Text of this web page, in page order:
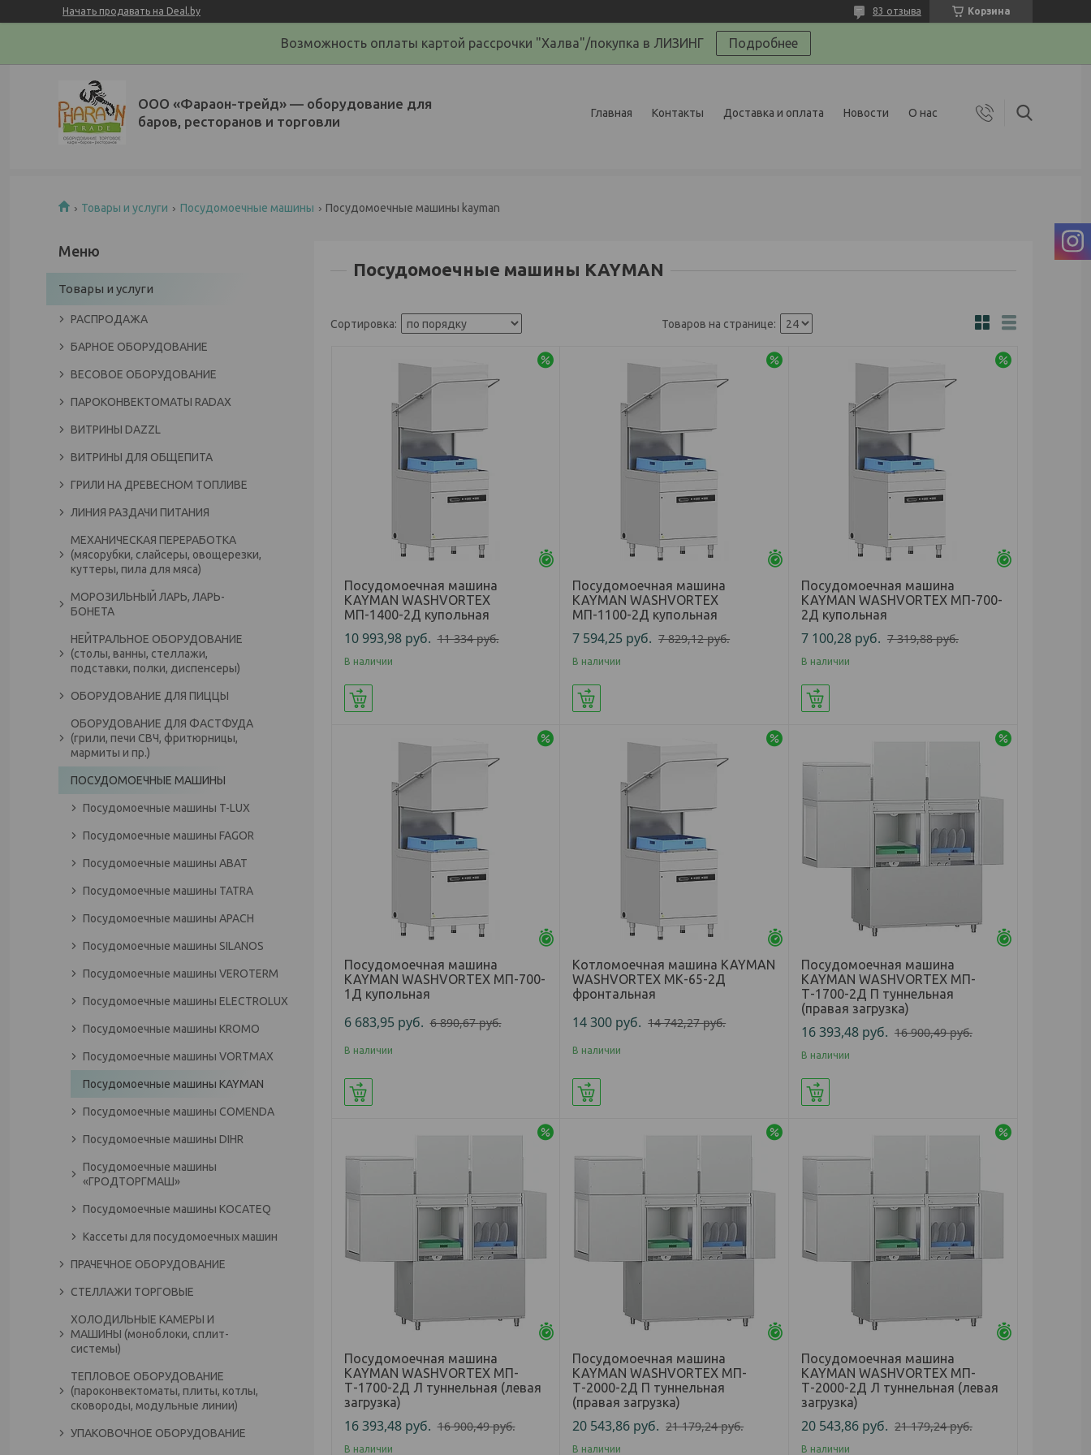
Начать продавать на Deal.by Корзина
83 отзыва
Возможность оплаты картой рассрочки "Халва"/покупка в ЛИЗИНГ Подробнее
ООО «Фараон-трейд»‎ — оборудование для
баров, ресторанов и торговли
Главная Контакты Доставка и оплата Новости О нас
Товары и услуги Посудомоечные машины Посудомоечные машины kayman
Посудомоечные машины KAYMAN
Осталось 25 дней
Посудомоечная машина
KAYMAN WASHVORTEX
МП-1400-2Д купольная
10 993,98 руб. 11 334руб.
В наличии
Осталось 25 дней
Посудомоечная машина
KAYMAN WASHVORTEX
МП-1100-2Д купольная
7 594,25 руб. 7 829,12руб.
В наличии
Посудомоечная машина
KAYMAN WASHVORTEX МП-700-
2Д купольная
7 100,28 руб. 7 319,88руб.
В наличии
Осталось 25 дней
Посудомоечная машина
KAYMAN WASHVORTEX МП-700-
1Д купольная
6 683,95 руб. 6 890,67руб.
В наличии
Осталось 25 дней
Котломоечная машина KAYMAN
WASHVORTEX МК-65-2Д
фронтальная
14 300 руб. 14 742,27руб.
В наличии
Посудомоечная машина
KAYMAN WASHVORTEX МП-
Т-1700-2Д П туннельная
(правая загрузка)
16 393,48 руб. 16 900,49руб.
В наличии
Осталось 25 дней
Посудомоечная машина
KAYMAN WASHVORTEX МП-
Т-1700-2Д Л туннельная (левая
загрузка)
16 393,48 руб. 16 900,49руб.
В наличии
Осталось 25 дней
Посудомоечная машина
KAYMAN WASHVORTEX МП-
Т-2000-2Д П туннельная
(правая загрузка)
20 543,86 руб. 21 179,24руб.
В наличии
Посудомоечная машина
KAYMAN WASHVORTEX МП-
Т-2000-2Д Л туннельная (левая
загрузка)
20 543,86 руб. 21 179,24руб.
В наличии
Товары и услуги
РАСПРОДАЖА
БАРНОЕ ОБОРУДОВАНИЕ
ВЕСОВОЕ ОБОРУДОВАНИЕ
ПАРОКОНВЕКТОМАТЫ RADAX
ВИТРИНЫ DAZZL
ВИТРИНЫ ДЛЯ ОБЩЕПИТА
ГРИЛИ НА ДРЕВЕСНОМ ТОПЛИВЕ
ЛИНИЯ РАЗДАЧИ ПИТАНИЯ
МЕХАНИЧЕСКАЯ ПЕРЕРАБОТКА
(мясорубки, слайсеры, овощерезки,
куттеры, пила для мяса)
МОРОЗИЛЬНЫЙ ЛАРЬ, ЛАРЬ-
БОНЕТА
НЕЙТРАЛЬНОЕ ОБОРУДОВАНИЕ
(столы, ванны, стеллажи,
подставки, полки, диспенсеры)
ОБОРУДОВАНИЕ ДЛЯ ПИЦЦЫ
ОБОРУДОВАНИЕ ДЛЯ ФАСТФУДА
(грили, печи СВЧ, фритюрницы,
мармиты и пр.)
ПОСУДОМОЕЧНЫЕ МАШИНЫ
Посудомоечные машины T-LUX
Посудомоечные машины FAGOR
Посудомоечные машины ABAT
Посудомоечные машины TATRA
Посудомоечные машины APACH
Посудомоечные машины SILANOS
Посудомоечные машины VEROTERM
Посудомоечные машины ELECTROLUX
Посудомоечные машины KROMO
Посудомоечные машины VORTMAX
Посудомоечные машины KAYMAN
Посудомоечные машины COMENDA
Посудомоечные машины DIHR
Посудомоечные машины
«ГРОДТОРГМАШ»‎
Посудомоечные машины KOCATEQ
Кассеты для посудомоечных машин
ПРАЧЕЧНОЕ ОБОРУДОВАНИЕ
СТЕЛЛАЖИ ТОРГОВЫЕ
ХОЛОДИЛЬНЫЕ КАМЕРЫ И
МАШИНЫ (моноблоки, сплит-
системы)
ТЕПЛОВОЕ ОБОРУДОВАНИЕ
(пароконвектоматы, плиты, котлы,
сковороды, модульные линии)
УПАКОВОЧНОЕ ОБОРУДОВАНИЕ